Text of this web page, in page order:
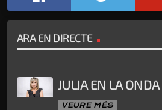
ARA EN DIRECTE
JULIA EN LA ONDA
VEURE MÉS